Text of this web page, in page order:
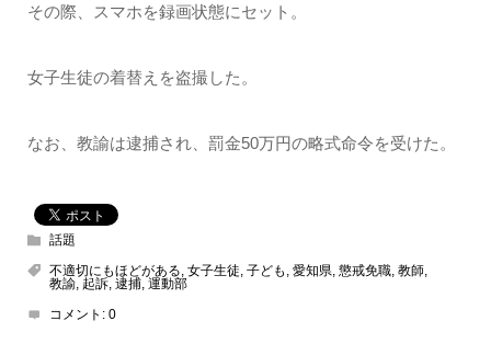
その際、スマホを録画状態にセット。
女子生徒の着替えを盗撮した。
なお、教諭は逮捕され、罰金50万円の略式命令を受けた。
話題
不適切にもほどがある, 女子生徒, 子ども , 愛知県, 懲戒免職, 教師,
教諭, 起訴, 逮捕, 運動部
コメント: 0